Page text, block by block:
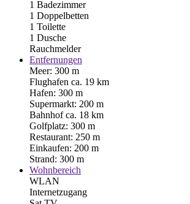
1 Badezimmer
1 Doppelbetten
1 Toilette
1 Dusche
Rauchmelder
Entfernungen
Meer: 300 m
Flughafen ca. 19 km
Hafen: 300 m
Supermarkt: 200 m
Bahnhof ca. 18 km
Golfplatz: 300 m
Restaurant: 250 m
Einkaufen: 200 m
Strand: 300 m
Wohnbereich
WLAN
Internetzugang